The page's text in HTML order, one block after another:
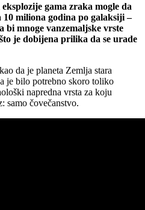
gama zraka mogle da
10 miliona godina po galaksiji –
bi mnoge vanzemaljske vrste
je dobijena prilika da se urade
da je planeta Zemlja stara
je bilo potrebno skoro toliko
napredna vrsta za koju
samo čovečanstvo.